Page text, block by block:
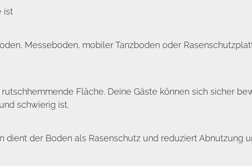
ist
Messeboden, mobiler Tanzboden oder
Fläche. Deine Gäste können sich sicher
schwierig ist.
dient der Boden als Rasenschutz und reduziert Abnutzung